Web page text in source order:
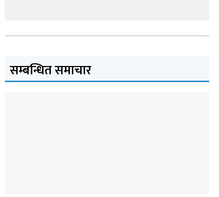
सम्बन्धित समाचार